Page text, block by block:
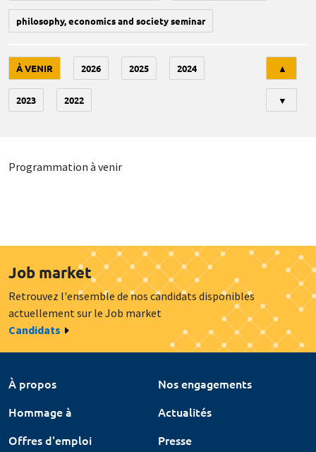
philosophy, economics and society seminar
À VENIR 2026 2025 2024
2023 2022
▲
▼
Programmation à venir
Job market
Retrouvez l'ensemble de nos candidats disponibles
actuellement sur le Job market
Candidats
À propos
Nos engagements
Hommage à
Actualités
Offres d'emploi
Presse